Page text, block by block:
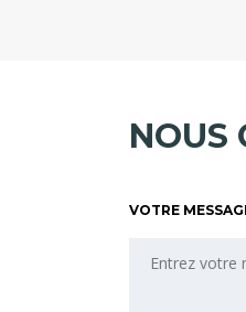
NOUS
VOTRE